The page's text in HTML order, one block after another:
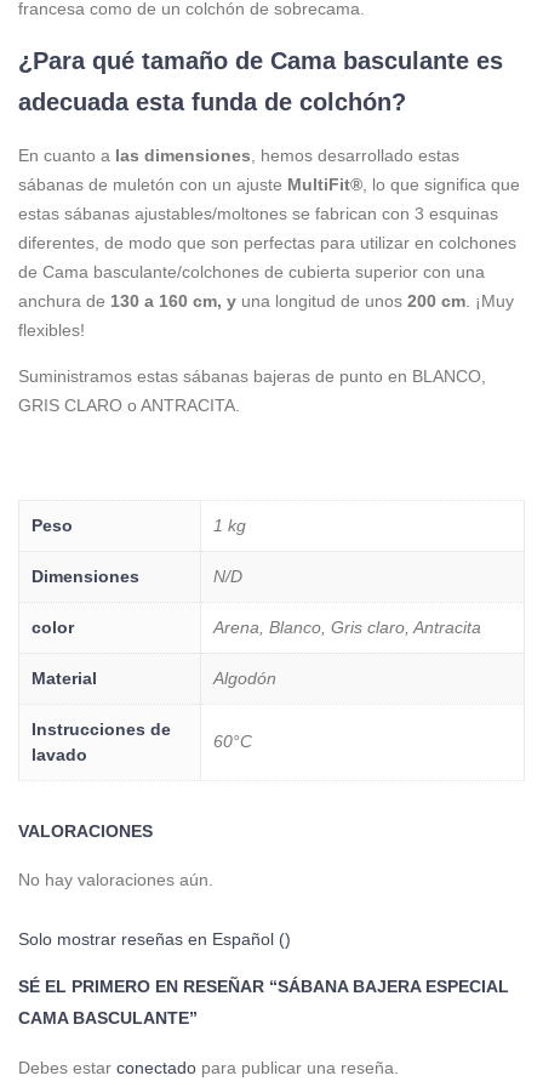
francesa como de un colchón de sobrecama.
¿Para qué tamaño de Cama basculante es
adecuada esta funda de colchón?
En cuanto a las dimensiones , hemos desarrollado estas
sábanas de muletón con un ajuste MultiFit® , lo que significa que
estas sábanas ajustables/moltones se fabrican con 3 esquinas
diferentes, de modo que son perfectas para utilizar en colchones
de Cama basculante/colchones de cubierta superior con una
anchura de 130 a 160 cm, y una longitud de unos 200 cm . ¡Muy
flexibles!
Suministramos estas sábanas bajeras de punto en BLANCO,
GRIS CLARO o ANTRACITA.
Peso 1 kg
Dimensiones N/D
color Arena, Blanco, Gris claro, Antracita
Material Algodón
Instrucciones de
lavado
60°C
VALORACIONES
No hay valoraciones aún.
Solo mostrar reseñas en Español ()
SÉ EL PRIMERO EN RESEÑAR “SÁBANA BAJERA ESPECIAL
CAMA BASCULANTE”
Debes estar conectado para publicar una reseña.